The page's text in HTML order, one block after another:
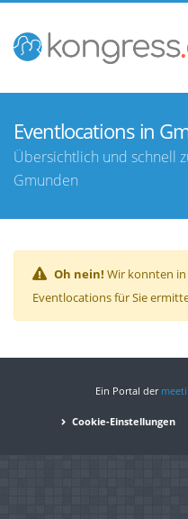
Eventlocations in
Übersichtlich und schnell
Gmunden
Oh nein! Wir konnten
Eventlocations für Sie
Ein Portal der
Cookie-Einstellungen